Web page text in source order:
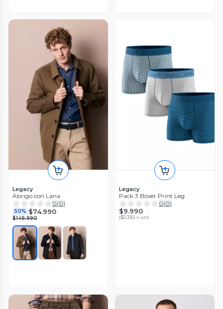
Legacy
Abrigo con Lana
0(0)
50% $74.990
$149.990
Legacy
Pack 3 Bóxer Print Leg
0(0)
$9.990
($3.330 x un)